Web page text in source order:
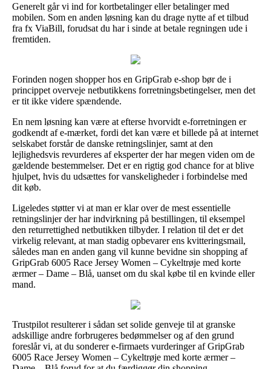
Generelt går vi ind for kortbetalinger eller betalinger med
mobilen. Som en anden løsning kan du drage nytte af et tilbud
fra fx ViaBill, forudsat du har i sinde at betale regningen ude i
fremtiden.
Forinden nogen shopper hos en GripGrab e-shop bør de i
princippet overveje netbutikkens forretningsbetingelser, men det
er tit ikke videre spændende.
En nem løsning kan være at efterse hvorvidt e-forretningen er
godkendt af e-mærket, fordi det kan være et billede på at internet
selskabet forstår de danske retningslinjer, samt at den
lejlighedsvis revurderes af eksperter der har megen viden om de
gældende bestemmelser. Det er en rigtig god chance for at blive
hjulpet, hvis du udsættes for vanskeligheder i forbindelse med
dit køb.
Ligeledes støtter vi at man er klar over de mest essentielle
retningslinjer der har indvirkning på bestillingen, til eksempel
den returrettighed netbutikken tilbyder. I relation til det er det
virkelig relevant, at man stadig opbevarer ens kvitteringsmail,
således man en anden gang vil kunne bevidne sin shopping af
GripGrab 6005 Race Jersey Women – Cykeltrøje med korte
ærmer – Dame – Blå, uanset om du skal købe til en kvinde eller
mand.
Trustpilot resulterer i sådan set solide genveje til at granske
adskillige andre forbrugeres bedømmelser og af den grund
foreslår vi, at du sonderer e-firmaets vurderinger af GripGrab
6005 Race Jersey Women – Cykeltrøje med korte ærmer –